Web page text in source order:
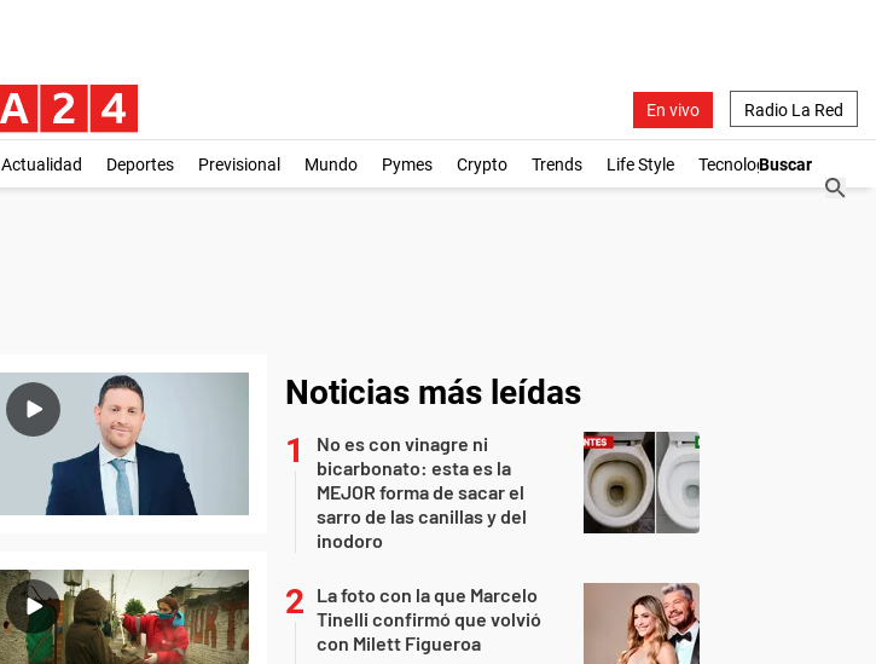
En vivo Radio La Red
Actualidad Deportes Previsional Mundo Pymes Crypto Trends Life Style Tecnología
Noticias más leídas
No es con vinagre ni
bicarbonato: esta es la
MEJOR forma de sacar el
sarro de las canillas y del
inodoro
La foto con la que Marcelo
Tinelli confirmó que volvió
con Milett Figueroa